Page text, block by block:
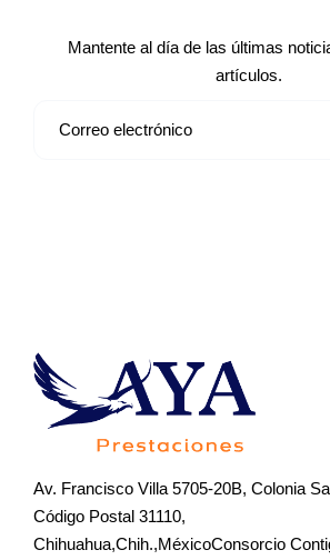
Mantente al día de las últimas
artículos.
Av. Francisco Villa 5705-20B, Colonia
Código Postal 31110,
Chihuahua,Chih.,MéxicoConsorcio